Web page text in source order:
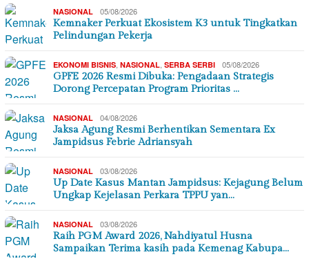
NASIONAL 05/08/2026
Kemnaker Perkuat Ekosistem K3 untuk Tingkatkan
Pelindungan Pekerja
EKONOMI BISNIS NASIONAL SERBA SERBI 05/08/2026
GPFE 2026 Resmi Dibuka: Pengadaan Strategis
Dorong Percepatan Program Prioritas …
NASIONAL 04/08/2026
Jaksa Agung Resmi Berhentikan Sementara Ex
Jampidsus Febrie Adriansyah
NASIONAL 03/08/2026
Up Date Kasus Mantan Jampidsus: Kejagung Belum
Ungkap Kejelasan Perkara TPPU yan…
NASIONAL 03/08/2026
Raih PGM Award 2026, Nahdiyatul Husna
Sampaikan Terima kasih pada Kemenag Kabupa…